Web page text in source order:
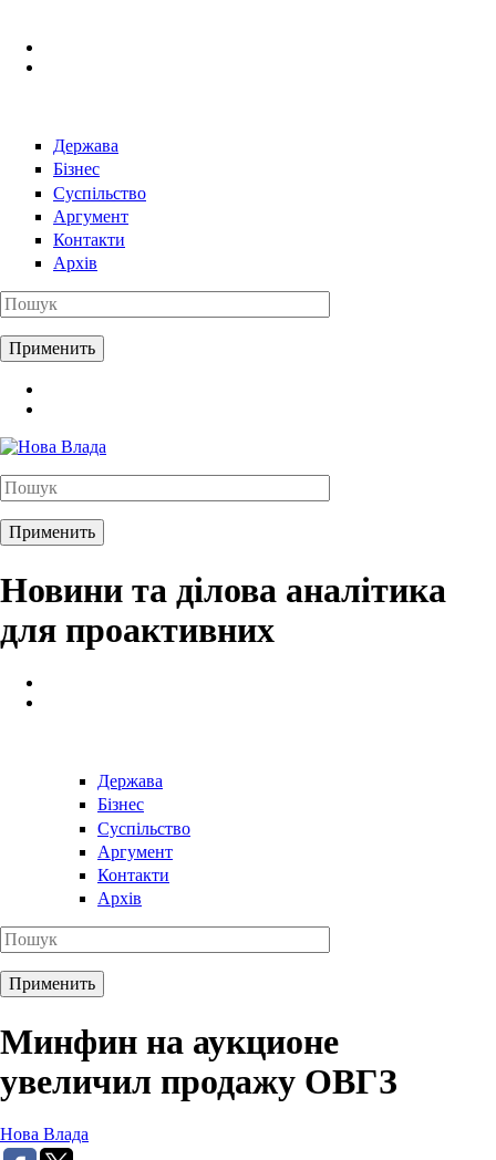
Держава
Бізнес
Суспільство
Аргумент
Контакти
Архів
Новини та ділова аналітика
для проактивних
Держава
Бізнес
Суспільство
Аргумент
Контакти
Архів
Минфин на аукционе
увеличил продажу ОВГЗ
Нова Влада